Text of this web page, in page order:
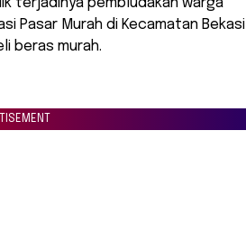
terjadinya pembludakan warga
Pasar Murah di Kecamatan Bekasi
beras murah.